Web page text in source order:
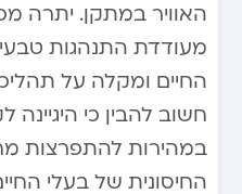
האוויר במתקן. יתרה
מעודדת התנהגות
החיים ומקלה על
חשוב להבין כי היגיינה
במהירות להתפרצות
החיסונית של בעלי